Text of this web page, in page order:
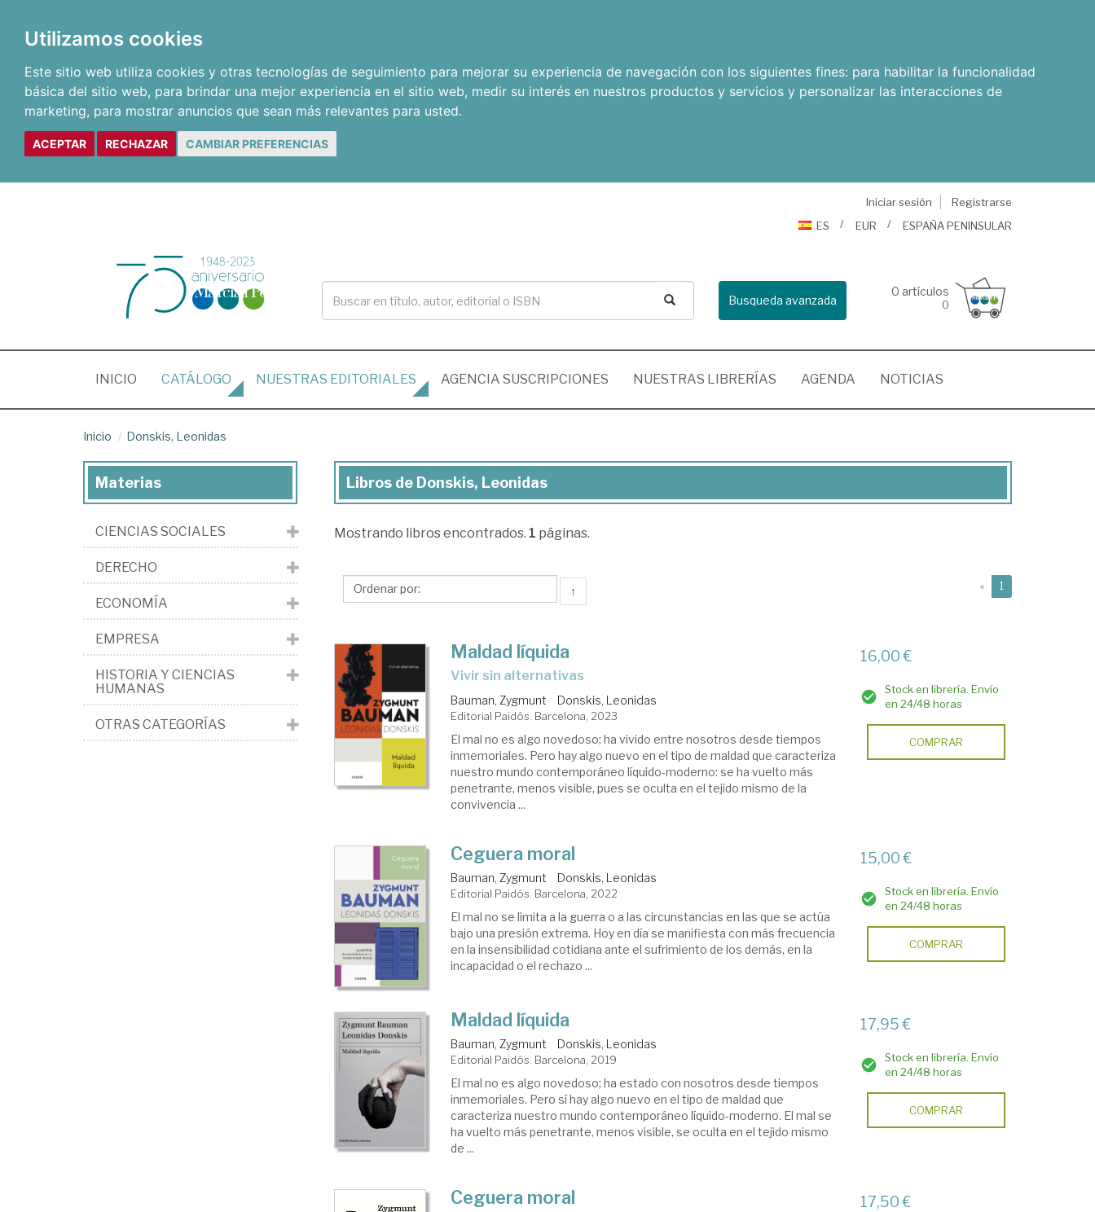
Utilizamos cookies
Este sitio web utiliza cookies y otras tecnologías de seguimiento para mejorar su experiencia de navegación con los siguientes fines: para habilitar la funcionalidad
básica del sitio web, para brindar una mejor experiencia en el sitio web, medir su interés en nuestros productos y servicios y personalizar las interacciones de
marketing, para mostrar anuncios que sean más relevantes para usted.
ACEPTAR RECHAZAR CAMBIAR PREFERENCIAS
Iniciar sesión
Registrarse
ES
EUR ESPAÑA PENINSULAR
Busqueda avanzada
0 artículos
0
INICIO (CURRENT)
CATÁLOGO NUESTRAS EDITORIALES AGENCIA SUSCRIPCIONES NUESTRAS LIBRERÍAS AGENDA NOTICIAS
Inicio Donskis, Leonidas
Libros
Donskis,
Libros de Donskis, Leonidas
Mostrando libros encontrados. 1 páginas.
↑ « 1
Maldad líquida
Vivir sin alternativas
Bauman, Zygmunt Donskis, Leonidas
Editorial Paidós. Barcelona, 2023
El mal no es algo novedoso; ha vivido entre nosotros desde tiempos
inmemoriales. Pero hay algo nuevo en el tipo de maldad que caracteriza
nuestro mundo contemporáneo líquido-moderno: se ha vuelto más
penetrante, menos visible, pues se oculta en el tejido mismo de la
convivencia ...
16,00 €
Stock en librería. Envío
en 24/48 horas
COMPRAR
Ceguera moral
Bauman, Zygmunt Donskis, Leonidas
Editorial Paidós. Barcelona, 2022
El mal no se limita a la guerra o a las circunstancias en las que se actúa
bajo una presión extrema. Hoy en día se manifiesta con más frecuencia
en la insensibilidad cotidiana ante el sufrimiento de los demás, en la
incapacidad o el rechazo ...
15,00 €
Stock en librería. Envío
en 24/48 horas
COMPRAR
Maldad líquida
Bauman, Zygmunt Donskis, Leonidas
Editorial Paidós. Barcelona, 2019
El mal no es algo novedoso; ha estado con nosotros desde tiempos
inmemoriales. Pero sí hay algo nuevo en el tipo de maldad que
caracteriza nuestro mundo contemporáneo líquido-moderno. El mal se
ha vuelto más penetrante, menos visible, se oculta en el tejido mismo
de ...
17,95 €
Stock en librería. Envío
en 24/48 horas
COMPRAR
Ceguera moral 17,50 €
Materias
CIENCIAS SOCIALES
DERECHO
ECONOMÍA
EMPRESA
HISTORIA Y CIENCIAS
HUMANAS
OTRAS CATEGORÍAS